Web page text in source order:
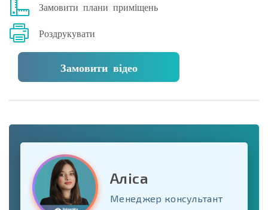
Замовити плани приміщень
Роздрукувати
Замовити відео
Аліса
Менеджер консультант